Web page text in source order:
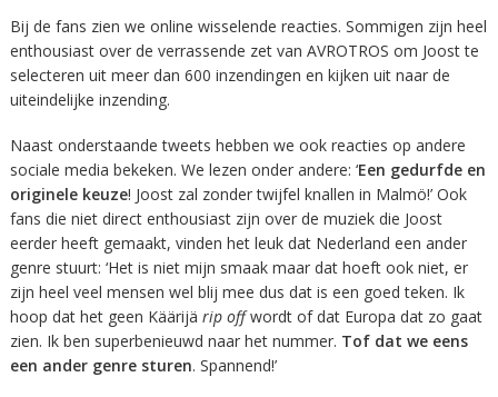
Bij de fans zien we online wisselende reacties. Sommigen zijn heel
enthousiast over de verrassende zet van AVROTROS om Joost te
selecteren uit meer dan 600 inzendingen en kijken uit naar de
uiteindelijke inzending.
Naast onderstaande tweets hebben we ook reacties op andere
sociale media bekeken. We lezen onder andere: ‘Een gedurfde en
originele keuze! Joost zal zonder twijfel knallen in Malmö!’ Ook
fans die niet direct enthousiast zijn over de muziek die Joost
eerder heeft gemaakt, vinden het leuk dat Nederland een ander
genre stuurt: ‘Het is niet mijn smaak maar dat hoeft ook niet, er
zijn heel veel mensen wel blij mee dus dat is een goed teken. Ik
hoop dat het geen Käärijä rip offwordt of dat Europa dat zo gaat
zien. Ik ben superbenieuwd naar het nummer. Tof dat we eens
een ander genre sturen. Spannend!’